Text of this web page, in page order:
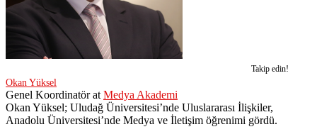
Takip edin!
Okan Yüksel
Genel Koordinatörat Medya Akademi
Okan Yüksel; Uludağ Üniversitesi’nde Uluslararası İlişkiler,
Anadolu Üniversitesi’nde Medya ve İletişim öğrenimi gördü.